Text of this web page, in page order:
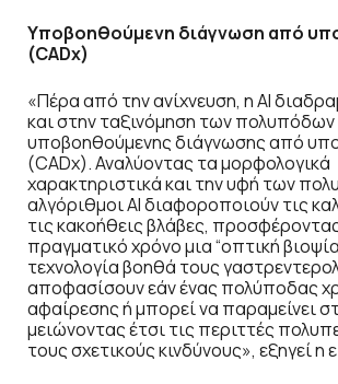
Υποβοηθούμενη διάγνωση από
(CADx)
«Πέρα από την ανίχνευση, η AI
και στην ταξινόμηση των
υποβοηθούμενης διάγνωσης από
(CADx). Αναλύοντας τα μορφολογικά
χαρακτηριστικά και την υφή των
αλγόριθμοι AI διαφοροποιούν τις
τις κακοήθεις βλάβες,
πραγματικό χρόνο μια “οπτική
τεχνολογία βοηθά τους
αποφασίσουν εάν ένας πολύποδας
αφαίρεσης ή μπορεί να παραμείνει
μειώνοντας έτσι τις περιττές
τους σχετικούς κινδύνους», εξηγεί η